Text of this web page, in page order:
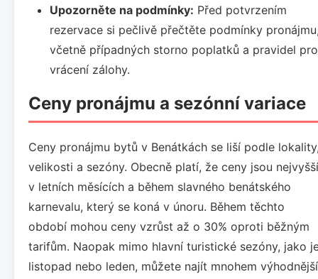
Upozorněte na podmínky: Před potvrzením
rezervace si pečlivě přečtěte podmínky
včetně případných storno poplatků a pravidel pro
vrácení zálohy.
Ceny pronájmu a sezónní variace
Ceny pronájmu bytů v Benátkách se liší podle
velikosti a sezóny. Obecně platí, že ceny jsou nejvyšší
v letních měsících a během slavného benátského
karnevalu, který se koná v únoru. Během těchto
období mohou ceny vzrůst až o 30% oproti běžným
tarifům. Naopak mimo hlavní turistické sezóny, jako
listopad nebo leden, můžete najít mnohem výhodnější